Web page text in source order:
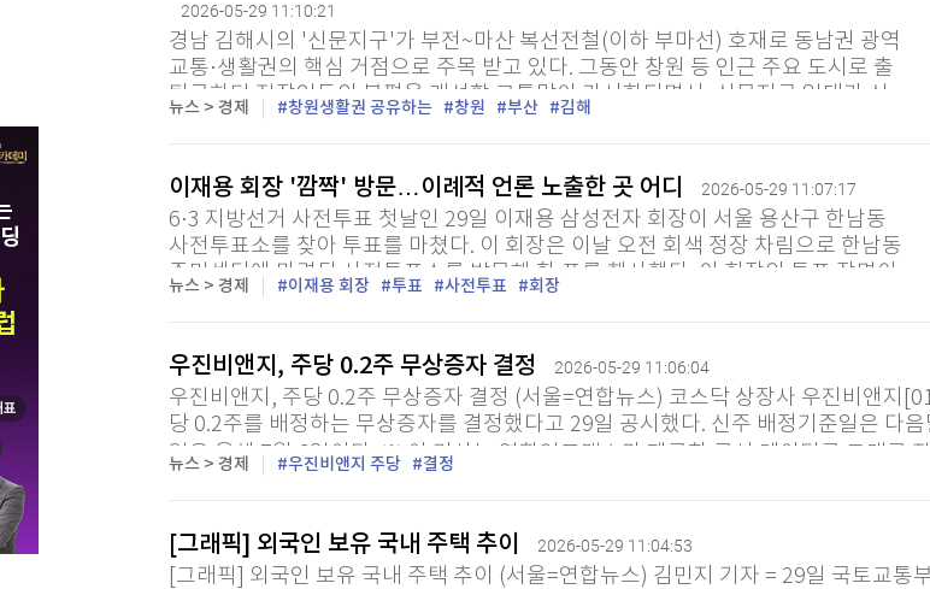
美, 中 겨냥 폴리실리콘 관세 15%
전체 프로그램
투자/재테크
부동산/세무
[할인50%] 한·미 투자 올인원 클래스
특징주 뉴스
매매신호 (랭킹100)
투자분석
해외증시
지역별채널
편성표
2026-05-29 11:10:21
경남 김해시의 '신문지구'가 부전~마산 복선전철(이하 부마선) 호재로 동남권 광역
교통·생활권의 핵심 거점으로 주목 받고 있다. 그동안 창원 등 인근 주요 도시로 출
퇴근하던 직장인들의 불편을 개선할 교통망이 가시화되면서, 신문지구 일대가 신
흥 주거타운으로 주목 받는 모양새다. 부마선은 부산...
뉴스 > 경제 창원생활권 공유하는 창원 부산 김해
이재용 회장 '깜짝' 방문…이례적 언론 노출한 곳 어디 2026-05-29 11:07:17
6·3 지방선거 사전투표 첫날인 29일 이재용 삼성전자 회장이 서울 용산구 한남동
사전투표소를 찾아 투표를 마쳤다. 이 회장은 이날 오전 회색 정장 차림으로 한남동
주민센터에 마련된 사전투표소를 방문해 한 표를 행사했다. 이 회장의 투표 장면이
언론에 공개된 것은 이례적인 일로 평가된다. 또 현장에서 이재용...
뉴스 > 경제 이재용 회장 투표 사전투표 회장
우진비앤지, 주당 0.2주 무상증자 결정 2026-05-29 11:06:04
우진비앤지, 주당 0.2주 무상증자 결정 (서울=연합뉴스) 코스닥 상장사 우진비앤지
당 0.2주를 배정하는 무상증자를 결정했다고 29일 공시했다. 신주 배정기준일은 다
일은 올해 7월 6일이다. ※ 이 기사는 연합인포맥스가 제공한 공시 데이터를 토대로 작
뉴스 > 경제 우진비앤지 주당 결정
[그래픽] 외국인 보유 국내 주택 추이 2026-05-29 11:04:53
[그래픽] 외국인 보유 국내 주택 추이 (서울=연합뉴스) 김민지 기자 = 29일 국토교통